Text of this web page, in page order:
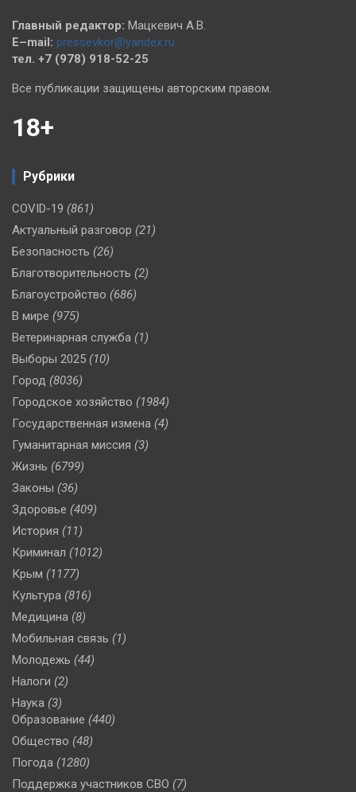
Главный редактор: Мацкевич А.В.
E–mail: pressevkor@yandex.ru
тел. +7 (978) 918-52-25
Все публикации защищены авторским правом.
18+
Рубрики
COVID-19 (861)
Актуальный разговор (21)
Безопасность (26)
Благотворительность (2)
Благоустройство (686)
В мире (975)
Ветеринарная служба (1)
Выборы 2025 (10)
Город (8036)
Городское хозяйство (1984)
Государственная измена (4)
Гуманитарная миссия (3)
Жизнь (6799)
Законы (36)
Здоровье (409)
История (11)
Криминал (1012)
Крым (1177)
Культура (816)
Медицина (8)
Мобильная связь (1)
Молодежь (44)
Налоги (2)
Наука (3)
Образование (440)
Общество (48)
Погода (1280)
Поддержка участников СВО (7)